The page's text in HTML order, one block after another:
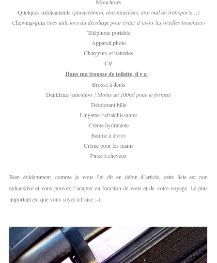
Mouchoirs
Quelques médicaments (paracétamol, anti-nauséeux, anti mal de transports…)
Chewing-gum (très utile lors du décollage pour éviter d’avoir les oreilles bouchées)
Téléphone portable
Appareil photo
Chargeurs et batteries
Clé
Dans ma trousse de toilette, il y a :
Brosse à dents
Dentifrice (attention ! Moins de 100ml pour le format)
Déodorant bille
Lingettes rafraîchissantes
Crème hydratante
Baume à lèvres
Crème pour les mains
Pince à cheveux
Bien évidemment, comme je vous l’ai dit en début d’article, cette liste est non
exhaustive et vous pouvez l’adapter en fonction de vous et de votre voyage. Le plus
important est que vous soyez à l’aise ;-)